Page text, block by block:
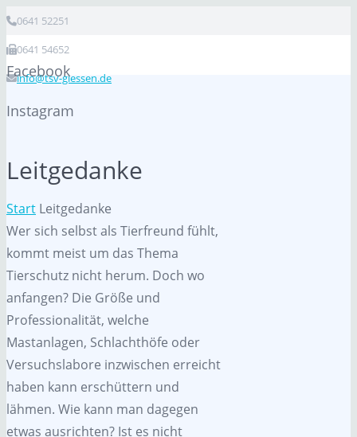
0641 52251
0641 54652
info@tsv-giessen.de
Facebook
Instagram
Leitgedanke
Start Leitgedanke
Wer sich selbst als Tierfreund fühlt,
kommt meist um das Thema
Tierschutz nicht herum. Doch wo
anfangen? Die Größe und
Professionalität, welche
Mastanlagen, Schlachthöfe oder
Versuchslabore inzwischen erreicht
haben kann erschüttern und
lähmen. Wie kann man dagegen
etwas ausrichten? Ist es nicht